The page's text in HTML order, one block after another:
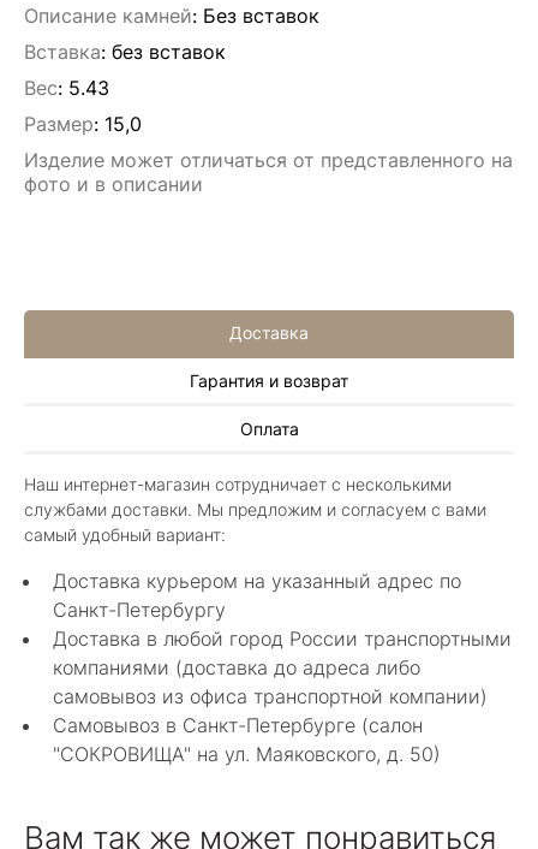
Описание камней: Без вставок
Вставка: без вставок
Вес: 5.43
Размер: 15,0
Изделие может отличаться от представленного на
фото и в описании
Доставка
Гарантия и возврат
Оплата
Наш интернет-магазин сотрудничает с несколькими
службами доставки. Мы предложим и согласуем с вами
самый удобный вариант:
Доставка курьером на указанный адрес по
Санкт-Петербургу
Доставка в любой город России транспортными
компаниями (доставка до адреса либо
самовывоз из офиса транспортной компании)
Самовывоз в Санкт-Петербурге (салон
"СОКРОВИЩА" на ул. Маяковского, д. 50)
Вам так же может понравиться
Алла Майорова
Классные изделия, оригинальные не похожие
в других магазинах. Сотрудники очень
грамотные специалисты в своем деле помогли
с выбором.
Показать полностью
Нелли Г.
4 мая 2025
Каждый раз бывая на Большой Конюшенной
12 в Санкт-Петербурге посещаю этот
феи-специалисты" помогут определиться с